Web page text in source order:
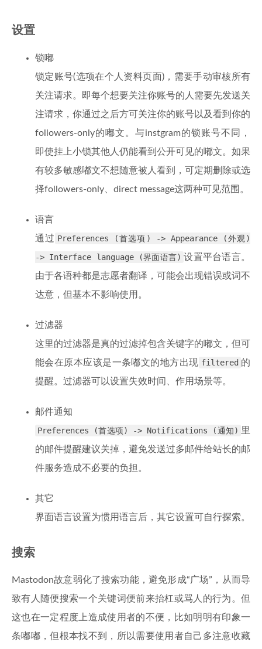
设置
锁嘟
锁定账号(选项在个人资料页面)，需要手动审核所有
关注请求。即每个想要关注你账号的人需要先发送关
注请求，你通过之后方可关注你的账号以及看到你的
followers-only的嘟文。与instgram的锁账号不同，
即使挂上小锁其他人仍能看到公开可见的嘟文。如果
有较多敏感嘟文不想随意被人看到，可定期删除或选
择followers-only、direct message这两种可见范围。
语言
通过 Preferences (首选项) -> Appearance (外观)
-> Interface language (界面语言) 设置平台语言。
由于各语种都是志愿者翻译，可能会出现错误或词不
达意，但基本不影响使用。
过滤器
这里的过滤器是真的过滤掉包含关键字的嘟文，但可
能会在原本应该是一条嘟文的地方出现 filtered 的
提醒。过滤器可以设置失效时间、作用场景等。
邮件通知
Preferences (首选项) -> Notifications (通知) 里
的邮件提醒建议关掉，避免发送过多邮件给站长的邮
件服务造成不必要的负担。
其它
界面语言设置为惯用语言后，其它设置可自行探索。
搜索
Mastodon故意弱化了搜索功能，避免形成“广场”，从而导
致有人随便搜索一个关键词便前来抬杠或骂人的行为。但
这也在一定程度上造成使用者的不便，比如明明有印象一
条嘟嘟，但根本找不到，所以需要使用者自己多注意收藏